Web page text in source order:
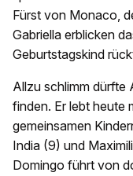
Fürst von Monaco,
Gabriella erblicken
Geburtstagskind
Allzu schlimm dürfte
finden. Er lebt heute
gemeinsamen
India (9) und
Domingo führt von